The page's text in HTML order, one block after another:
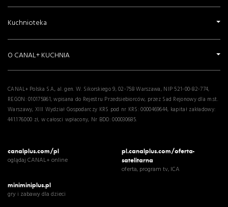
Kuchnioteka
O CANAL+ KUCHNIA
CANAL+ Polska S.A., al. gen. W. Sikorskiego 9, 02-758 Warszawa, NIP 521-00-82-774,
REGON: 010175861, wpisana do Rejestru Przedsiebiorców, przez Sad Rejonowy dla m.st.
Warszawy, XIII Wydział Gospodarczy KRS pod nr KRS: 0000469644, kapitał zakładowy:
441.176.000 zł, w całosci wpłacony, Nr BDO: 000030685.
canalplus.com/pl
oglądaj CANAL+ online
pl.canalplus.com/oferta-
satelitarna
oferta, program tv, ICA
miniminiplus.pl
gry i zabawy dla dzieci